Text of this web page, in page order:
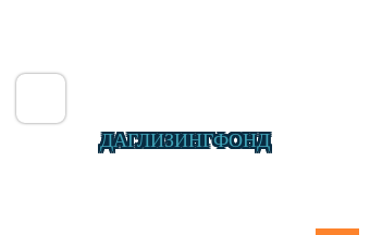
ДАГЛИЗИНГФОНД